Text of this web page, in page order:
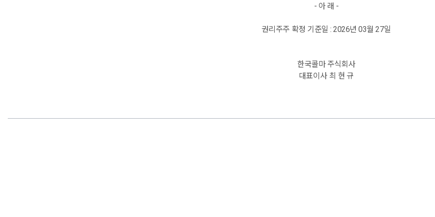
- 아 래 -
권리주주 확정 기준일 : 2026년 03월 27일
한국콜마 주식회사
대표이사 최 현 규